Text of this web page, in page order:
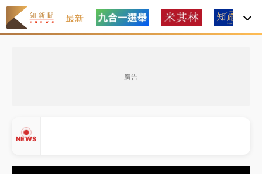
最新
廣告
NEWS
有片｜
連根拔起
中颱白海豚風雨來了！中部以北防豪雨 今晚、明天影